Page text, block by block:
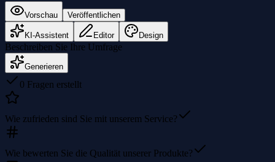
Vorschau Veröffentlichen
KI-Assistent Editor Design
Beschreiben Sie Ihre Umfrage
Generieren
0 Fragen erstellt
Wie zufrieden sind Sie mit unserem Service?
Wie bewerten Sie die Qualität unserer Produkte?